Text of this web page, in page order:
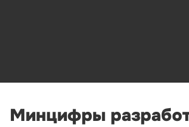
Минцифры